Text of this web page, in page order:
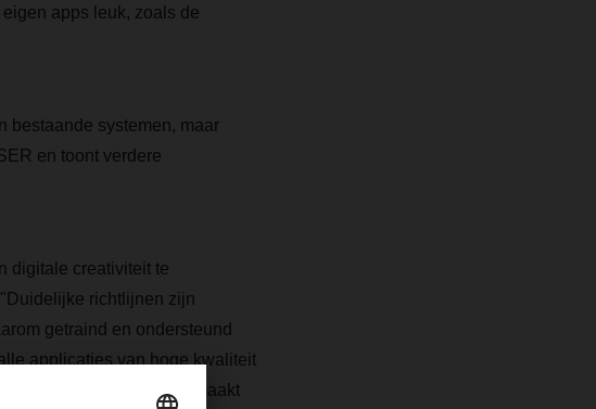
apps leuk, zoals de
bestaande systemen, maar
en toont verdere
digitale creativiteit te
richtlijnen zijn
getraind en ondersteund
applicaties van hoge kwaliteit
bedrijfssjablonen gemaakt